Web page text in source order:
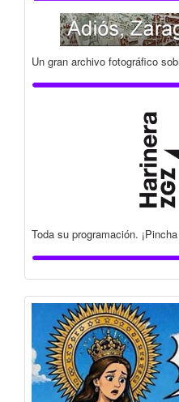
Un gran archivo fotográfico
Toda su programación.